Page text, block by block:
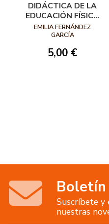
DIDÁCTICA DE LA
EDUCACIÓN FÍSICA
EN LA EDUCACIÓN
PRIMARIA
EMILIA FERNÁNDEZ
GARCÍA
5,00 €
Boletín
Suscríbete y
nuestras